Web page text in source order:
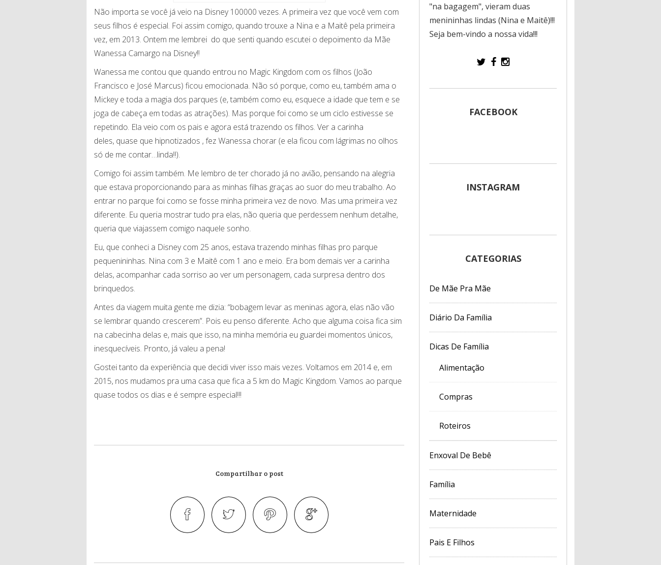
Não importa se você já veio na Disney 100000 vezes. A primeira vez que você vem com
seus filhos é especial. Foi assim comigo, quando trouxe a Nina e a Maitê pela primeira
vez, em 2013. Ontem me lembrei do que senti quando escutei o depoimento da Mãe
Wanessa Camargo na Disney!!
Wanessa me contou que quando entrou no Magic Kingdom com os filhos (João
Francisco e José Marcus) ficou emocionada. Não só porque, como eu, também ama o
Mickey e toda a magia dos parques (e, também como eu, esquece a idade que tem e se
joga de cabeça em todas as atrações). Mas porque foi como se um ciclo estivesse se
repetindo. Ela veio com os pais e agora está trazendo os filhos. Ver a carinha
deles, quase que hipnotizados , fez Wanessa chorar (e ela ficou com lágrimas no olhos
só de me contar…linda!!).
Comigo foi assim também. Me lembro de ter chorado já no avião, pensando na alegria
que estava proporcionando para as minhas filhas graças ao suor do meu trabalho. Ao
entrar no parque foi como se fosse minha primeira vez de novo. Mas uma primeira vez
diferente. Eu queria mostrar tudo pra elas, não queria que perdessem nenhum detalhe,
queria que viajassem comigo naquele sonho.
Eu, que conheci a Disney com 25 anos, estava trazendo minhas filhas pro parque
pequenininhas. Nina com 3 e Maitê com 1 ano e meio. Era bom demais ver a carinha
delas, acompanhar cada sorriso ao ver um personagem, cada surpresa dentro dos
brinquedos.
Antes da viagem muita gente me dizia: “bobagem levar as meninas agora, elas não vão
se lembrar quando crescerem”. Pois eu penso diferente. Acho que alguma coisa fica sim
na cabecinha delas e, mais que isso, na minha memória eu guardei momentos únicos,
inesquecíveis. Pronto, já valeu a pena!
Gostei tanto da experiência que decidi viver isso mais vezes. Voltamos em 2014 e, em
2015, nos mudamos pra uma casa que fica a 5 km do Magic Kingdom. Vamos ao parque
quase todos os dias e é sempre especial!!!
Compartilhar o post
"na bagagem", vieram duas
menininhas lindas (Nina e Maitê)!!!
Seja bem-vindo a nossa vida!!!
FACEBOOK
INSTAGRAM
CATEGORIAS
De Mãe Pra Mãe
Diário Da Família
Dicas De Família
Alimentação
Compras
Roteiros
Enxoval De Bebê
Família
Maternidade
Pais E Filhos